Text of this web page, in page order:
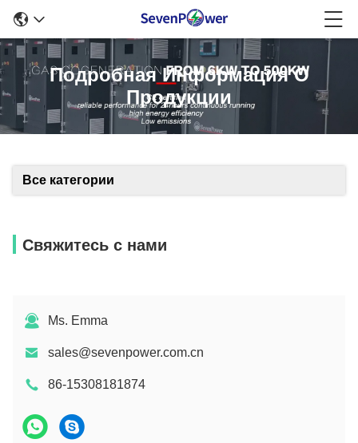
Подробная Информация О
Продукции
Все категории
Свяжитесь с нами
Ms. Emma
sales@sevenpower.com.cn
86-15308181874